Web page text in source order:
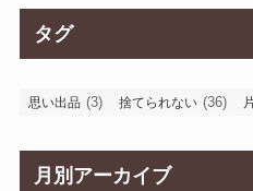
タグ
思い出品 (3) 捨てられない (36)
月別アーカイブ